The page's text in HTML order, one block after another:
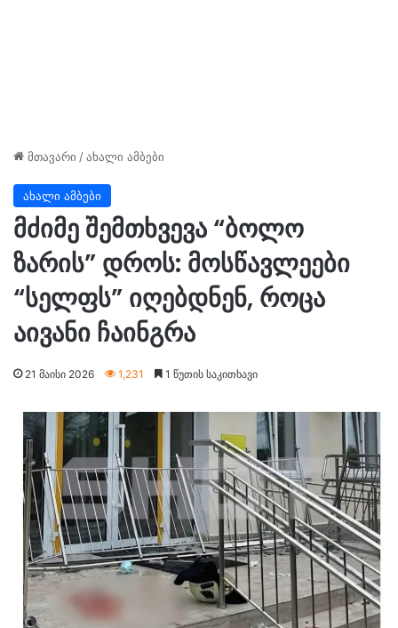
მთავარი /ახალი ამბები
ახალი ამბები
მძიმე შემთხვევა “ბოლო
ზარის” დროს: მოსწავლეები
“სელფს” იღებდნენ, როცა
აივანი ჩაინგრა
21 მაისი 2026 1,231 1 წუთის საკითხავი